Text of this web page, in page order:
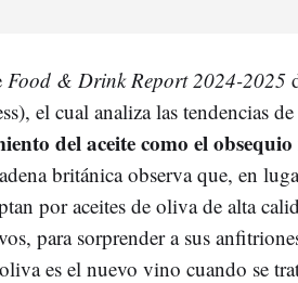
Food & Drink Report 2024-2025
el cual analiza las tendencias
del aceite como el
británica observa que, en
por aceites de oliva de alta
para sorprender a sus
es el nuevo vino cuando se